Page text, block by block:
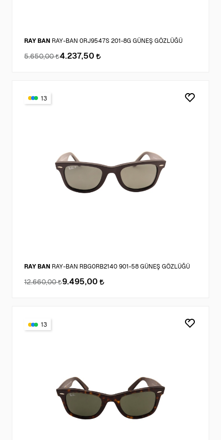
RAY BAN RAY-BAN 0RJ9547S 201-8G GÜNEŞ GÖZLÜĞÜ
5.650,00 4.237,50
13
RAY BAN RAY-BAN RBG0RB2140 901-58 GÜNEŞ GÖZLÜĞÜ
12.660,00 9.495,00
13